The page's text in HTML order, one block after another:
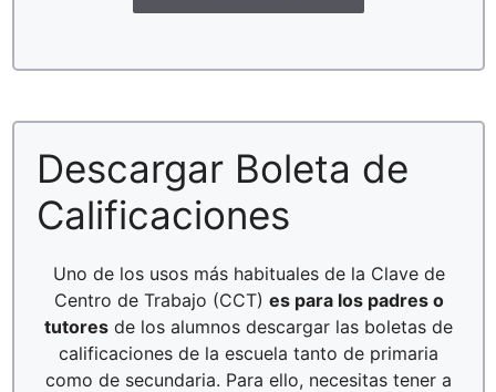
Descargar Boleta de
Calificaciones
Uno de los usos más habituales de la Clave de
Centro de Trabajo (CCT) es para los padres o
tutores de los alumnos descargar las boletas de
calificaciones de la escuela tanto de primaria
como de secundaria. Para ello, necesitas tener a